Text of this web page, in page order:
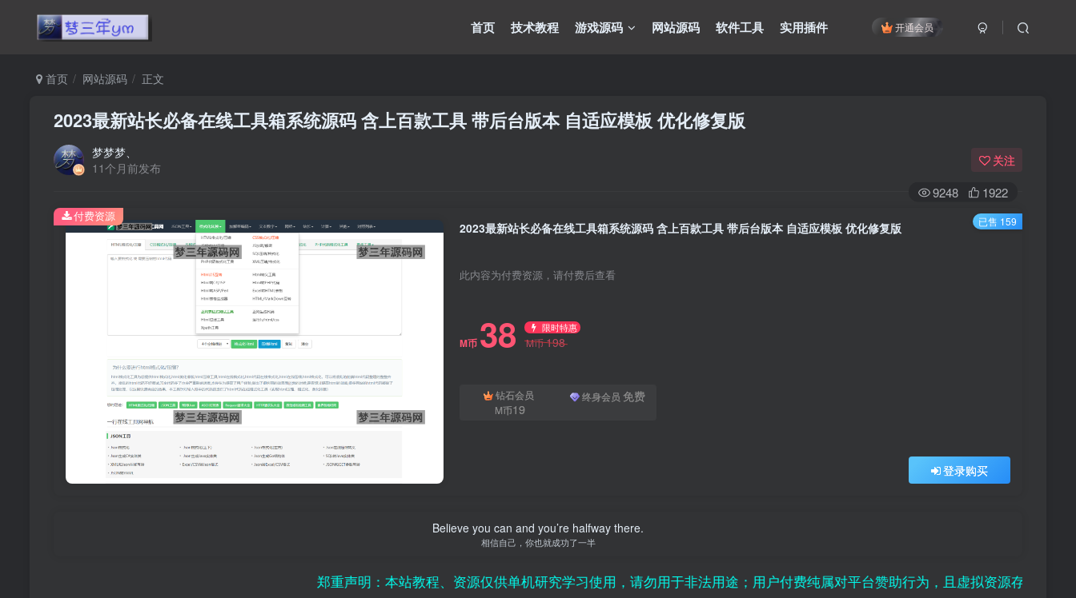
开通会员
首页 技术教程 游戏源码 网站源码 软件工具 实用插件
首页 网站源码 正文
2023最新站长必备在线工具箱系统源码 含上百款工具 带后台版本 自适应模板 优化修复版
梦梦梦、
11个月前发布
关注
9248 1922
2023最新站长必备在线工具箱系统源码 含上百款工具 带后台版本 自适应模板 优化修复版
此内容为付费资源，请付费后查看
M币 38 限时特惠
M币198
钻石会员
M币19
终身会员 免费
登录购买
付费资源 已售 159
Believe you can and you’re halfway there.
相信自己，你也就成功了一半
郑重声明：本站教程、资源仅供单机研究学习使用，请勿用于非法用途；用户付费纯属对平台赞助行为，且虚拟资源存在可复制性，付